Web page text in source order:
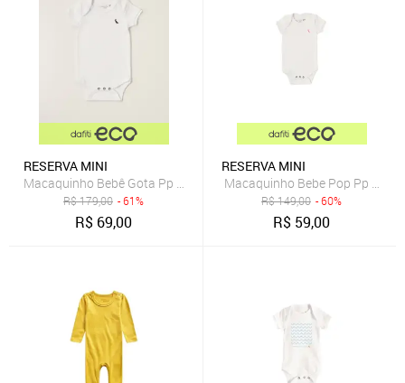
RESERVA MINI
Macaquinho Bebê Gota Pp Bordado Reserva Mini
R$179,00 - 61%
R$ 69,00
RESERVA MINI
Macaquinho Bebe Pop Pp
R$149,00 - 60%
R$ 59,00